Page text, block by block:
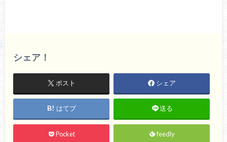
シェア！
ポスト シェア
はてブ 送る
Pocket feedly